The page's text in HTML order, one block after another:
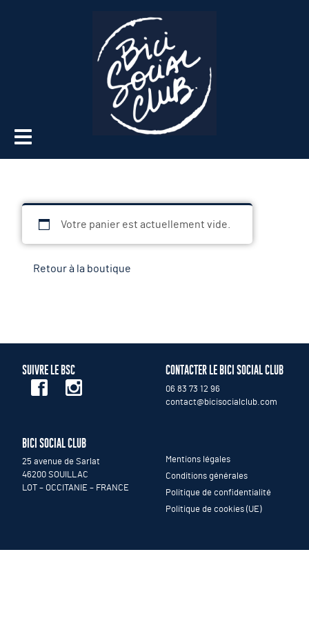
Votre panier est actuellement vide.
Retour à la boutique
SUIVRE LE BSC CONTACTER LE BICI SOCIAL CLUB
06 83 73 12 96
contact@bicisocialclub.com
BICI SOCIAL CLUB
25 avenue de Sarlat
46200 SOUILLAC
LOT – OCCITANIE – FRANCE
Mentions légales
Conditions générales
Politique de confidentialité
Politique de cookies (UE)